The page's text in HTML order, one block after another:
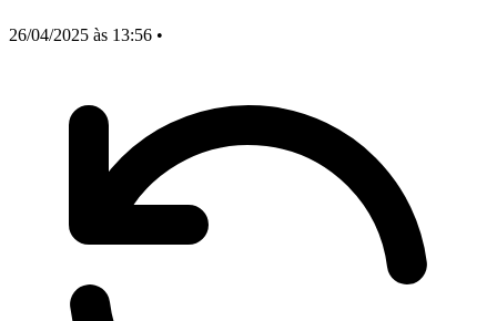
26/04/2025 às 13:56 •